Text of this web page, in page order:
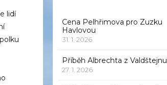
lidí
Cena Pelhřimova pro Zuzku
Havlovou
31. 1. 2026
Příběh Albrechta z Valdštejnu
27. 1. 2026